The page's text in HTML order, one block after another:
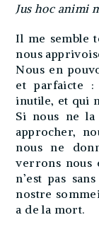
Jus hoc animi
Il me semble
nous
Nous en
et parfaicte :
inutile, et qui
Si nous ne la
approcher,
nous ne
verrons nous
n’est pas
nostre
a de la mort.